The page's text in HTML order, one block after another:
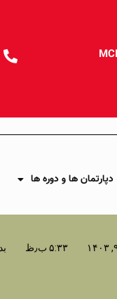
دپارتمان ها و دوره ها
۵:۳۳ ب٫ظ